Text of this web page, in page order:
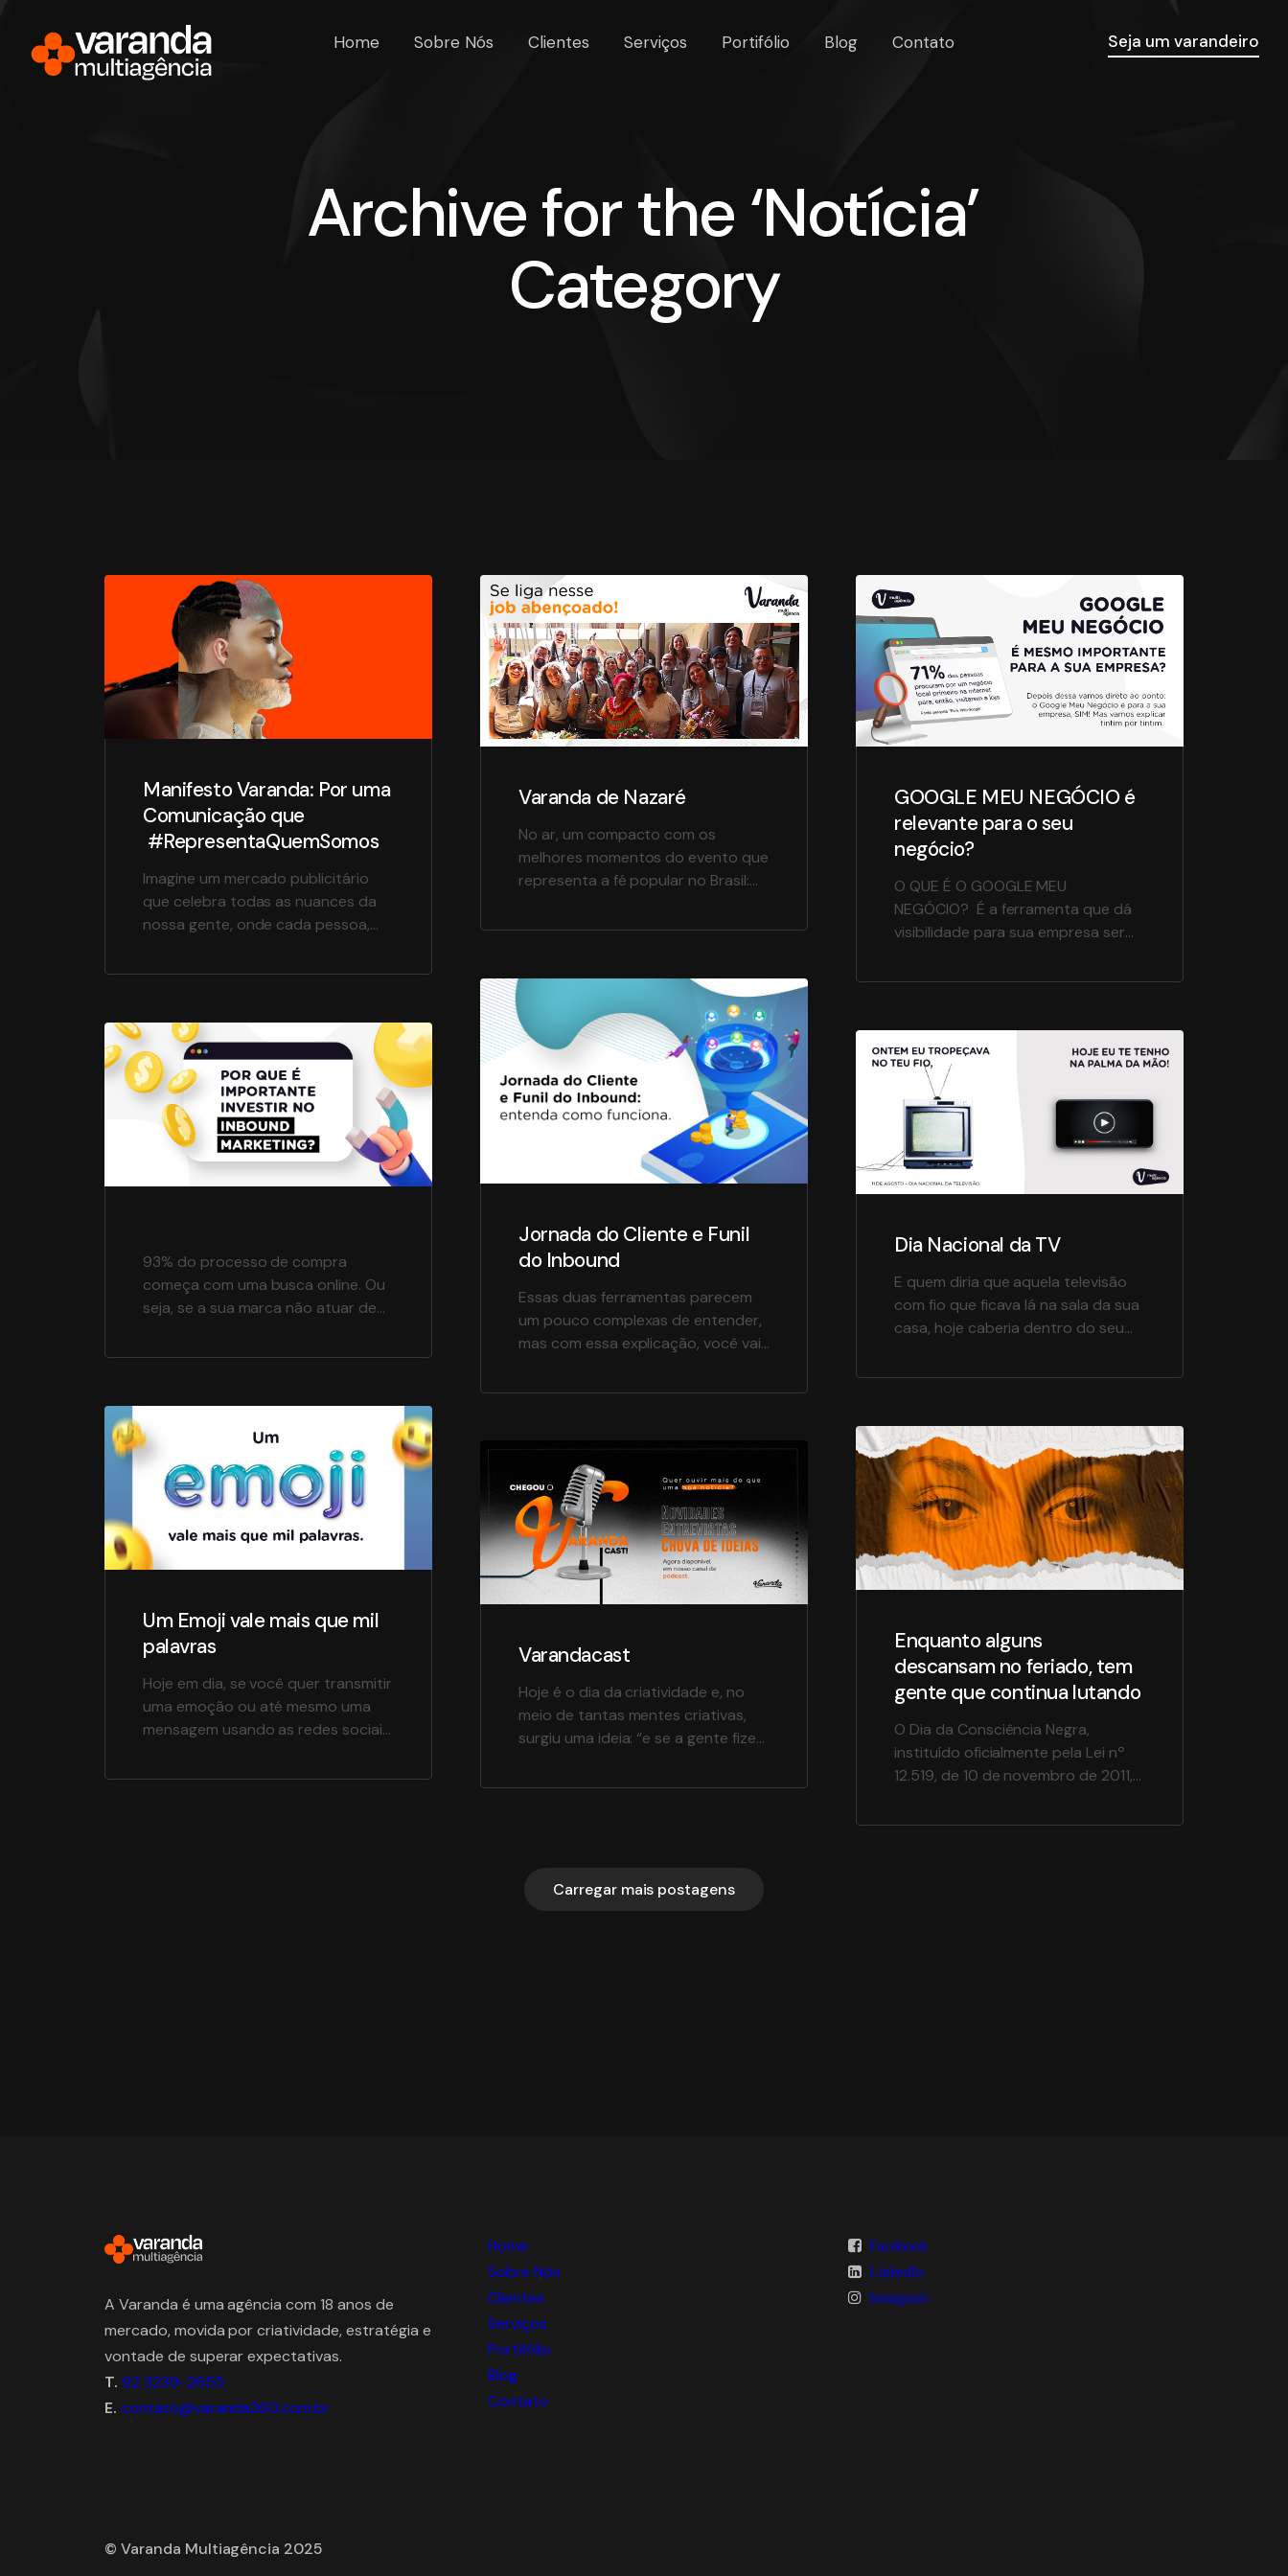
Home Sobre Nós Clientes Serviços Portifólio Blog Contato Seja um varandeiro
Archive for the ‘Notícia’
Category
Manifesto Varanda: Por uma
Comunicação que
#RepresentaQuemSomos
Imagine um mercado publicitário
que celebra todas as nuances da
nossa gente, onde cada pessoa,
têm seu lugar sob os holofotes. Nos
comunicação, e desde então
temos focado em projetos que
destacam o público real de nossos
clientes.E notando a diminuição do
engajamento […]
Varanda de Nazaré
No ar, um compacto com os
melhores momentos do evento que
representa a fé popular no Brasil:
assista e prepare-se! Já
agência de Live Marketing do Norte
do país se une à maior celebração
religiosa nacional, esse é o
GOOGLE MEU NEGÓCIO é
relevante para o seu
negócio?
O QUE É O GOOGLE MEU
NEGÓCIO? É a ferramenta que dá
visibilidade para sua empresa ser
Google e no Google Maps através
funcionamento; Endereço e foto da
localização; Telefone para contato;
Opções de serviço (presencial ou
para retirada); Formas de
pagamento; […]
Jornada do Cliente e Funil
do Inbound
Essas duas ferramentas parecem
um pouco complexas de entender,
mas com essa explicação, você vai
fundamental para o seu negócio.
serviço, mas ajuda no caminho de
decisão da compra. Vamos lá! O […]
93% do processo de compra
começa com uma busca online. Ou
seja, se a sua marca não atuar de
afetar indiretamente as suas
atrair, converter e manter seu
público sempre aquecido. COMO
ISSO FUNCIONA? […]
Dia Nacional da TV
E quem diria que aquela televisão
com fio que ficava lá na sala da sua
casa, hoje caberia dentro do seu
lembrar de toda a sua evolução até
assistir os mesmos programas sem
muitas opções de canais? […]
Um Emoji vale mais que mil
palavras
Hoje em dia, se você quer transmitir
uma emoção ou até mesmo uma
mensagem usando as redes sociais,
usado
não é mesmo? Para
Enquanto alguns
descansam no feriado, tem
gente que continua lutando
O Dia da Consciência Negra,
instituído oficialmente pela Lei nº
12.519, de 10 de novembro de 2011,
Zumbi, líder do Quilombo dos
Varandacast
Hoje é o dia da criatividade e, no
meio de tantas mentes criativas,
surgiu uma ideia: “e se a gente fizer
VarandaCast, para você ficar ligado
onde […]Carregar mais postagens
A Varanda é uma agência com 18 anos de
mercado, movida por criatividade, estratégia e
vontade de superar expectativas.
T. 92 3239-2655
E. contato@varanda360.com.br
Home
Sobre Nós
Clientes
Serviços
Portifólio
Blog
Contato
Facebook
LinkedIn
Instagram
© Varanda Multiagência 2025